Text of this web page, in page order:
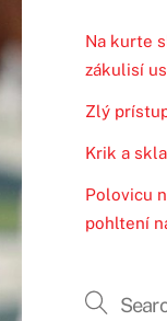
Na kurte
zákulisí
Zlý
Krik a
Polovicu
pohltení